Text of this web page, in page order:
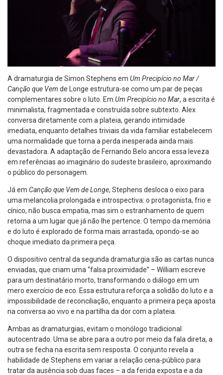
A dramaturgia de Simon Stephens em Um Precipício no Mar /
Canção que Vem de Longe estrutura-se como um par de peças
complementares sobre o luto. Em Um Precipício no Mar, a escrita é
minimalista, fragmentada e construída sobre subtexto. Alex
conversa diretamente com a plateia, gerando intimidade
imediata, enquanto detalhes triviais da vida familiar estabelecem
uma normalidade que torna a perda inesperada ainda mais
devastadora. A adaptação de Fernando Belo ancora essa leveza
em referências ao imaginário do sudeste brasileiro, aproximando
o público do personagem.
Já em Canção que Vem de Longe, Stephens desloca o eixo para
uma melancolia prolongada e introspectiva: o protagonista, frio e
cínico, não busca empatia, mas sim o estranhamento de quem
retorna a um lugar que já não lhe pertence. O tempo da memória
e do luto é explorado de forma mais arrastada, opondo-se ao
choque imediato da primeira peça.
O dispositivo central da segunda dramaturgia são as cartas nunca
enviadas, que criam uma “falsa proximidade” – William escreve
para um destinatário morto, transformando o diálogo em um
mero exercício de eco. Essa estrutura reforça a solidão do luto e a
impossibilidade de reconciliação, enquanto a primeira peça aposta
na conversa ao vivo e na partilha da dor com a plateia.
Ambas as dramaturgias, evitam o monólogo tradicional
autocentrado. Uma se abre para a outro por meio da fala direta, a
outra se fecha na escrita sem resposta. O conjunto revela a
habilidade de Stephens em variar a relação cena-público para
tratar da ausência sob duas faces – a da ferida exposta e a da